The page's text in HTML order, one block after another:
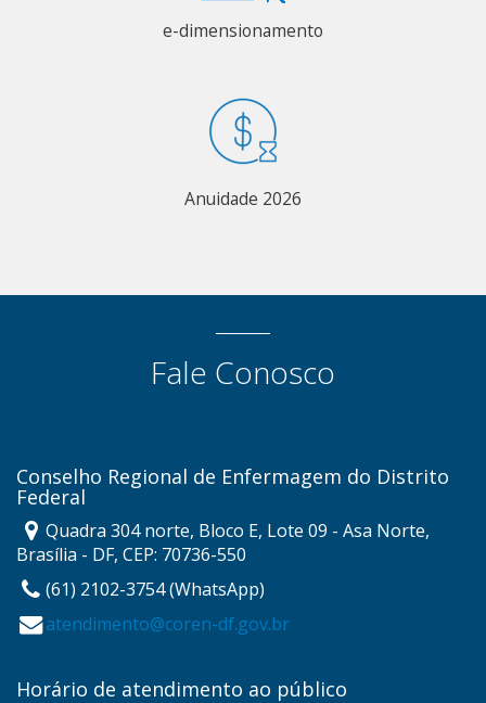
e-dimensionamento
Anuidade 2026
Fale Conosco
Conselho Regional de Enfermagem do Distrito
Federal
Quadra 304 norte, Bloco E, Lote 09 - Asa Norte,
Brasília - DF, CEP: 70736-550
(61) 2102-3754 (WhatsApp)
atendimento@coren-df.gov.br
Horário de atendimento ao público